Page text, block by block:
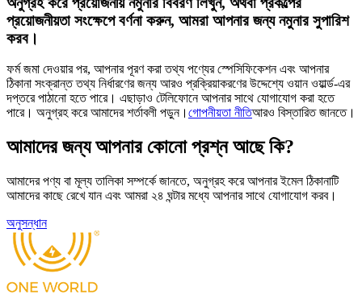
প্রয়োজনীয়তা সংক্ষেপে বর্ণনা করুন, আমরা আপনার জন্য নমুনার সুপারিশ
করব।
ফর্ম জমা দেওয়ার পর, আপনার পূরণ করা তথ্য পণ্যের স্পেসিফিকেশন এবং আপনার
ঠিকানা সংক্রান্ত তথ্য নির্ধারণের জন্য আরও প্রক্রিয়াকরণের উদ্দেশ্যে ওয়ান ওয়ার্ল্ড-এর
দপ্তরে পাঠানো হতে পারে। এছাড়াও টেলিফোনে আপনার সাথে যোগাযোগ করা হতে
পারে। অনুগ্রহ করে আমাদের শর্তাবলী পড়ুন। গোপনীয়তা নীতিআরও বিস্তারিত জানতে।
আমাদের জন্য আপনার কোনো প্রশ্ন আছে কি?
আমাদের পণ্য বা মূল্য তালিকা সম্পর্কে জানতে, অনুগ্রহ করে আপনার ইমেল ঠিকানাটি
আমাদের কাছে রেখে যান এবং আমরা ২৪ ঘন্টার মধ্যে আপনার সাথে যোগাযোগ করব।
অনুসন্ধান